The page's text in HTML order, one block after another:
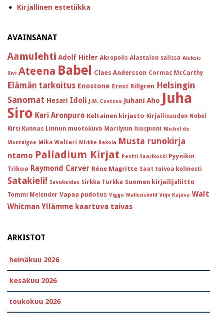
Kirjallinen estetiikka
AVAINSANAT
Aamulehti Adolf Hitler Akropolis Alastalon salissa Aleksis
Kivi Ateena Babel Claes Andersson Cormac McCarthy
Elämän tarkoitus Enostone Ernst Billgren Helsingin
Sanomat Hesari Idoli J.M. Coetzee Juhani Aho Juha
Siro Kari Aronpuro Keltainen kirjasto Kirjallisuuden Nobel
Kirsi Kunnas Linnun muotokuva Marilynin hiuspinni Michel de
Montaigne Mika Waltari Mirkka Rekola Musta runokirja
ntamo Palladium Kirjat Pentti Saarikoski Pyynikin
Trikoo Raymond Carver Réne Magritte Saat toivoa kolmesti
Satakieli! Savukeidas Sirkka Turkka Suomen kirjailijaliitto
Tommi Melender Vapaa pudotus Viggo Wallensköld Viljo Kajava Walt
Whitman Yllämme kaartuva taivas
ARKISTOT
heinäkuu 2026
kesäkuu 2026
toukokuu 2026